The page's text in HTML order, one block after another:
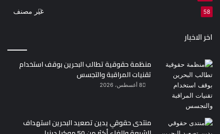
غير مصنف 58
اخر الاخبار
منظمة حقوقية تطالب البحرين بوقف استخدام
تقنيات المراقبة والتجسس
8 أغسطس، 2026
منتدى حقوقي يدين تصعيد البحرين استهداف